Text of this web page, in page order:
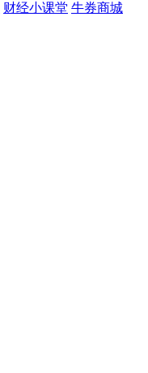
财经小课堂 牛券商城